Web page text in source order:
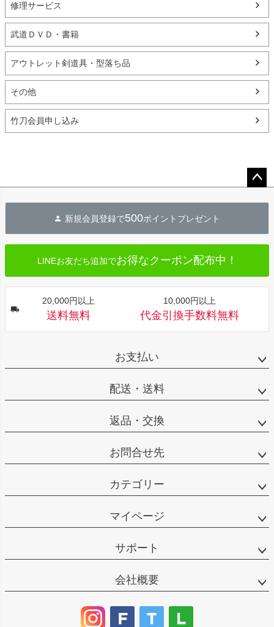
修理サービス
武道ＤＶＤ・書籍
アウトレット剣道具・型落ち品
その他
竹刀会員申し込み
へ
新規会員登録で500ポイントプレゼント
LINEお友だち追加でお得なクーポン配布中！
20,000円以上
送料無料
10,000円以上
代金引換手数料無料
お支払い
配送・送料
返品・交換
お問合せ先
カテゴリー
マイページ
サポート
会社概要